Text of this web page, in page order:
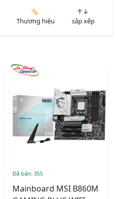
🏷️
Thương hiệu
↑↓
sắp xếp
Đã bán: 355
Mainboard MSI B860M